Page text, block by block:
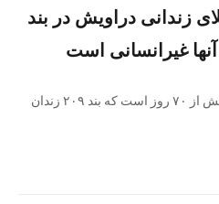
زندانی دراویش در بند
وکلای زندانی دراویش هم اکنون بیش از ۷۰ روز است که بند ۲۰۹ زندان